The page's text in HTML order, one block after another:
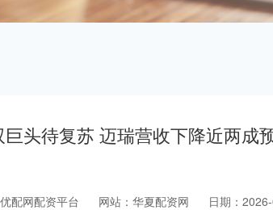
头待复苏 迈瑞营收下降近两成
配网配资平台 网站：华夏配资网 日期：